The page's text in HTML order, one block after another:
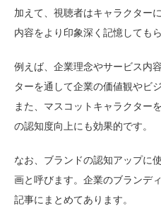
加えて、視聴者はキャラクター
内容をより印象深く記憶しても
例えば、企業理念やサービス内
ターを通して企業の価値観やビ
また、マスコットキャラクター
の認知度向上にも効果的です。
なお、ブランドの認知アップに
画と呼びます。企業のブランデ
記事にまとめてあります。